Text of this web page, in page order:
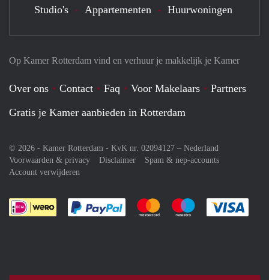
Op Kamer Rotterdam vind en verhuur je makkelijk je Kamer
Over ons Contact Faq Voor Makelaars
Partners
Gratis je Kamer aanbieden in Rotterdam
© 2026 - Kamer Rotterdam - KvK nr. 02094127 – Nederland
Voorwaarden & privacy
Disclaimer
Spam & nep-accounts
Account verwijderen
Je rekent gemakkelijk af met Paypal
Je rekent gemakkelijk af met
Je rekent
Studio's Appartementen Huurwoningen